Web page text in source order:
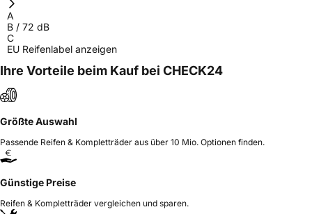
A
B / 72 dB
C
EU Reifenlabel anzeigen
Ihre Vorteile beim Kauf bei CHECK24
Größte Auswahl
Passende Reifen & Kompletträder aus über 10 Mio. Optionen finden.
Günstige Preise
Reifen & Kompletträder vergleichen und sparen.